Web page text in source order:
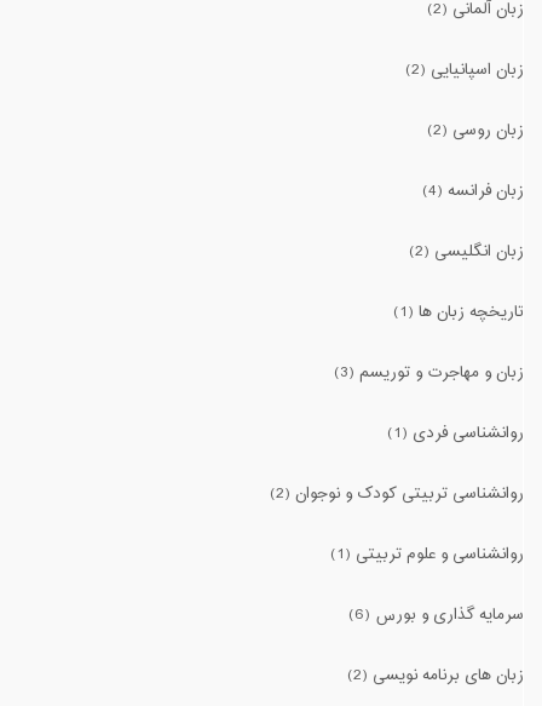
زبان آلمانی (2)
زبان اسپانیایی (2)
زبان روسی (2)
زبان فرانسه (4)
زبان انگلیسی (2)
تاریخچه زبان ها (1)
زبان و مهاجرت و توریسم (3)
روانشناسی فردی (1)
روانشناسی تربیتی کودک و نوجوان (2)
روانشناسی و علوم تربیتی (1)
سرمایه گذاری و بورس (6)
زبان های برنامه نویسی (2)